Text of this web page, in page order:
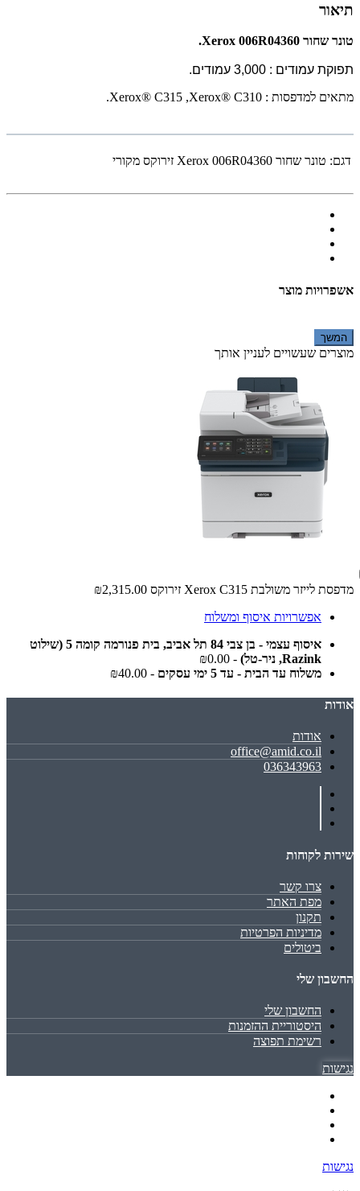
תיאור
‏טונר שחור Xerox 006R04360.
תפוקת עמודים : 3,000 עמודים.
מתאים למדפסות : ,Xerox® C310
Xerox® C315
.
דגם: ‏טונר שחור Xerox 006R04360 זירוקס מקורי
אשפרויות מוצר
המשך
מוצרים שעשויים לעניין אותך
מדפסת ‏לייזר ‏משולבת Xerox C315 זירוקס
₪2,315.00
אפשרויות איסוף ומשלוח
איסוף עצמי - בן צבי 84 תל אביב, בית פנורמה קומה 5 (שילוט
Razink, ניר-טל)
- ₪0.00
משלוח עד הבית - עד 5 ימי עסקים
- ₪40.00
אודות
אודות
office@amid.co.il
036343963
שירות לקוחות
צרו קשר
מפת האתר
תקנון
מדיניות הפרטיות
ביטולים
החשבון שלי
החשבון שלי
היסטוריית ההזמנות
רשימת תפוצה
נגישות
נגישות